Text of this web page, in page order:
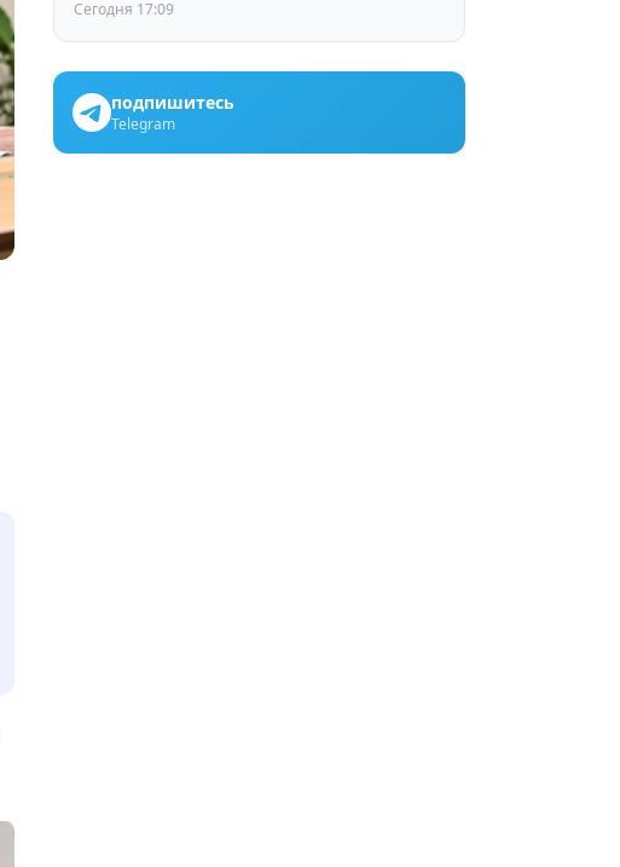
Сегодня 17:09
подпишитесь
Telegram